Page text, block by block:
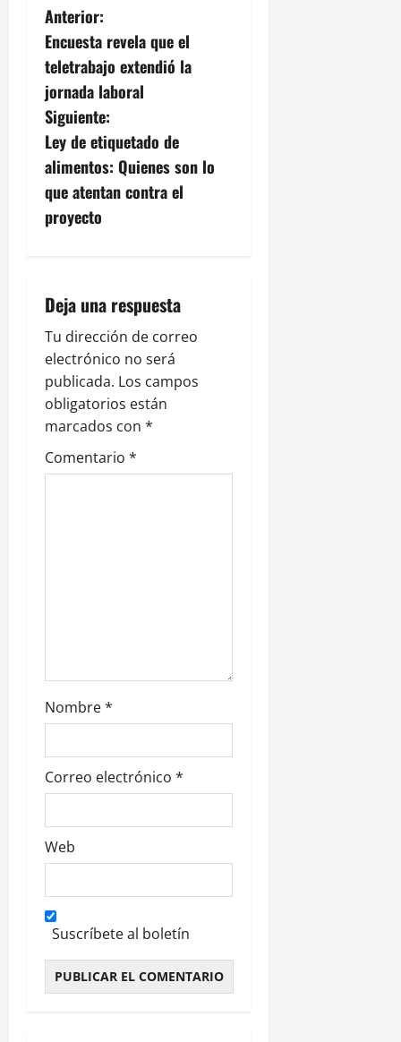
N
a
v
e
g
a
ó
n
d
e
e
a
s
Anterior:
Encuesta revela que el
teletrabajo extendió la
jornada laboral
Siguiente:
Ley de etiquetado de
alimentos: Quienes son lo
que atentan contra el
proyecto
Deja una respuesta
Tu dirección de correo
electrónico no será
publicada. Los campos
obligatorios están
marcados con *
Comentario *
Nombre*
Correo electrónico *
Web
Suscríbete al boletín